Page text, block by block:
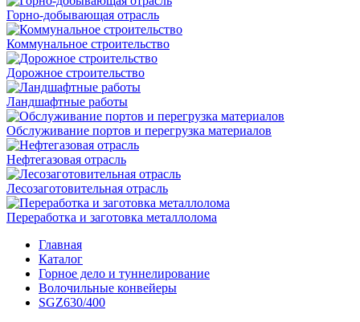
Горно-добывающая отрасль
Коммунальное строительство
Дорожное строительство
Ландшафтные работы
Обслуживание портов и перегрузка материалов
Нефтегазовая отрасль
Лесозаготовительная отрасль
Переработка и заготовка металлолома
Главная
Каталог
Горное дело и туннелирование
Волочильные конвейеры
SGZ630/400